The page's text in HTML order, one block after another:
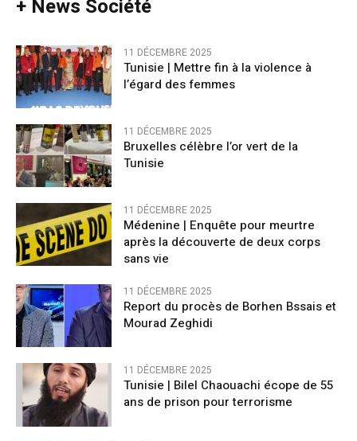
+ News Société
11 DÉCEMBRE 2025
Tunisie | Mettre fin à la violence à
l’égard des femmes
11 DÉCEMBRE 2025
Bruxelles célèbre l’or vert de la
Tunisie
11 DÉCEMBRE 2025
Médenine | Enquête pour meurtre
après la découverte de deux corps
sans vie
11 DÉCEMBRE 2025
Report du procès de Borhen Bssais et
Mourad Zeghidi
11 DÉCEMBRE 2025
Tunisie | Bilel Chaouachi écope de 55
ans de prison pour terrorisme